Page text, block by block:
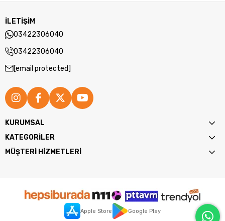
İLETİŞİM
03422306040
03422306040
[email protected]
KURUMSAL
KATEGORİLER
MÜŞTERİ HİZMETLERİ
Apple Store Google Play